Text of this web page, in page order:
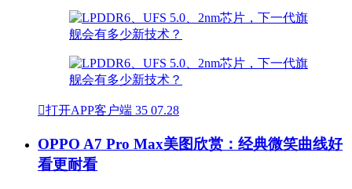
打开APP客户端 35 07.28
OPPO A7 Pro Max美图欣赏：经典微笑曲线好
看更耐看